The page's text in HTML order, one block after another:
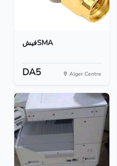
فيشSMA
DA5 Alger Centre